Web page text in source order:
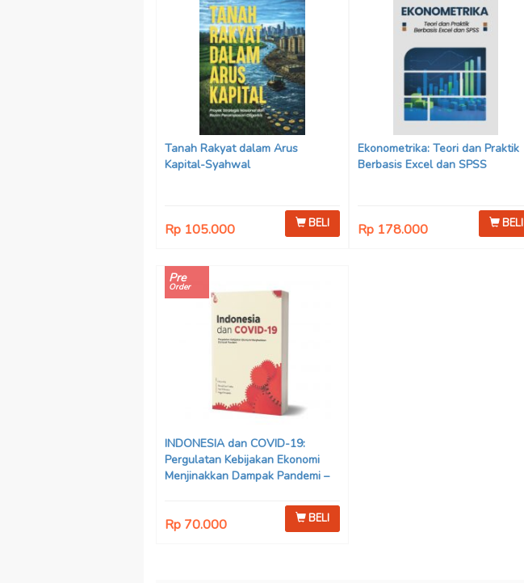
Tanah Rakyat dalam Arus
Kapital-Syahwal
Rp 105.000 BELI
Ekonometrika: Teori dan Praktik
Berbasis Excel dan SPSS
Rp 178.000 BELI
Pre
Order
INDONESIA dan COVID-19:
Pergulatan Kebijakan Ekonomi
Menjinakkan Dampak Pandemi –
Rp 70.000 BELI